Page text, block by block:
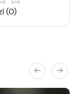
(0)